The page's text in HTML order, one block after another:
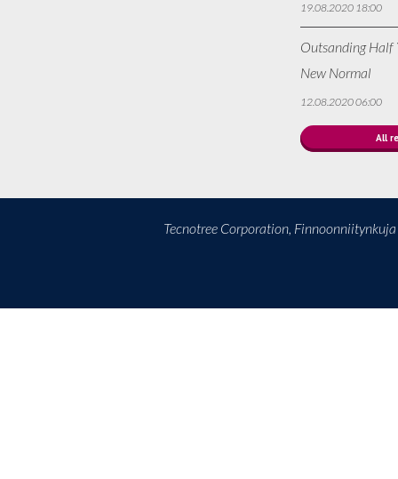
19.08.2020 18:00
Outsanding Half
New Normal
12.08.2020 06:00
All
Tecnotree Corporation,